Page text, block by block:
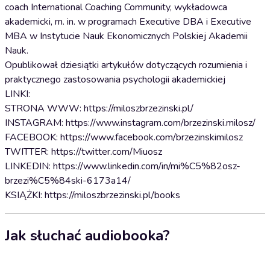
coach International Coaching Community, wykładowca
akademicki, m. in. w programach Executive DBA i Executive
MBA w Instytucie Nauk Ekonomicznych Polskiej Akademii
Nauk.
Opublikował dziesiątki artykułów dotyczących rozumienia i
praktycznego zastosowania psychologii akademickiej
LINKI:
STRONA WWW: https://miloszbrzezinski.pl/
INSTAGRAM: https://www.instagram.com/brzezinski.milosz/
FACEBOOK: https://www.facebook.com/brzezinskimilosz
TWITTER: https://twitter.com/Miuosz
LINKEDIN: https://www.linkedin.com/in/mi%C5%82osz-
brzezi%C5%84ski-6173a14/
KSIĄŻKI: https://miloszbrzezinski.pl/books
Jak słuchać audiobooka?